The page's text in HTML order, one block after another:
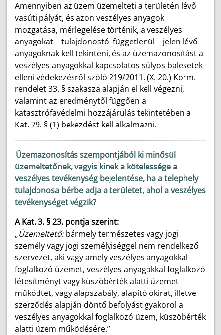
Amennyiben az üzem üzemelteti a területén lévő
vasúti pályát, és azon veszélyes anyagok
mozgatása, mérlegelése történik, a veszélyes
anyagokat – tulajdonostól függetlenül – jelen lévő
anyagoknak kell tekinteni, és az üzemazonosítást a
veszélyes anyagokkal kapcsolatos súlyos balesetek
elleni védekezésről szóló 219/2011. (X. 20.) Korm.
rendelet 33. § szakasza alapján el kell végezni,
valamint az eredménytől függően a
katasztrófavédelmi hozzájárulás tekintetében a
Kat. 79. § (1) bekezdést kell alkalmazni.
Üzemazonosítás szempontjából ki minősül
üzemeltetőnek, vagyis kinek a kötelessége a
veszélyes tevékenység bejelentése, ha a telephely
tulajdonosa bérbe adja a területet, ahol a veszélyes
tevékenységet végzik?
A Kat. 3. § 23. pontja szerint:
„Üzemeltető:bármely természetes vagy jogi
személy vagy jogi személyiséggel nem rendelkező
szervezet, aki vagy amely veszélyes anyagokkal
foglalkozó üzemet, veszélyes anyagokkal foglalkozó
létesítményt vagy küszöbérték alatti üzemet
működtet, vagy alapszabály, alapító okirat, illetve
szerződés alapján döntő befolyást gyakorol a
veszélyes anyagokkal foglalkozó üzem, küszöbérték
alatti üzem működésére.”